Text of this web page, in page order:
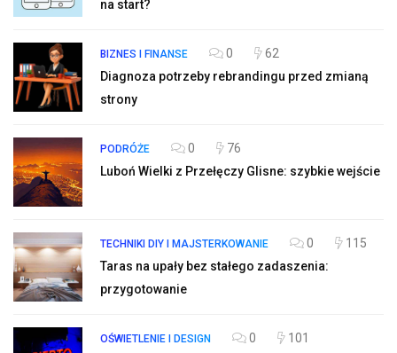
na start?
BIZNES I FINANSE 0
62
Diagnoza potrzeby rebrandingu przed zmianą
strony
PODRÓŻE 0
76
Luboń Wielki z Przełęczy Glisne: szybkie wejście
TECHNIKI DIY I MAJSTERKOWANIE 0
115
Taras na upały bez stałego zadaszenia:
przygotowanie
OŚWIETLENIE I DESIGN 0
101